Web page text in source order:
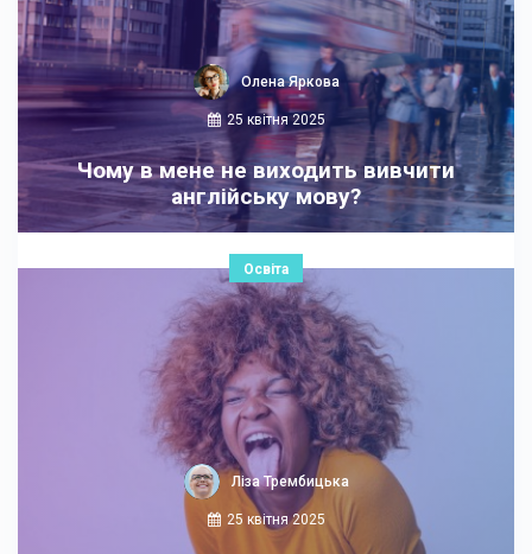
Олена Яркова
25 квітня 2025
Чому в мене не виходить вивчити
англійську мову?
Освіта
Ліза Трембицька
25 квітня 2025